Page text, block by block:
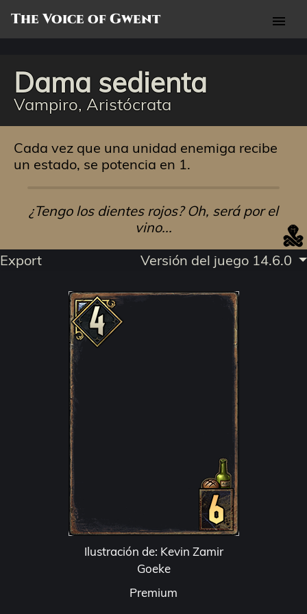
The Voice of Gwent menu
Dama sedienta
Vampiro, Aristócrata
Cada vez que una unidad enemiga recibe
un estado, se potencia en 1.
¿Tengo los dientes rojos? Oh, será por el
vino...
Export
Versión del juego 14.6.0
Ilustración de: Kevin Zamir
Goeke
Premium